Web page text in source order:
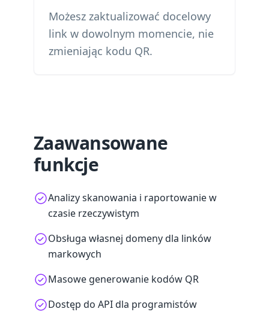
Możesz zaktualizować docelowy
link w dowolnym momencie, nie
zmieniając kodu QR.
Zaawansowane
funkcje
Analizy skanowania i raportowanie w
czasie rzeczywistym
Obsługa własnej domeny dla linków
markowych
Masowe generowanie kodów QR
Dostęp do API dla programistów